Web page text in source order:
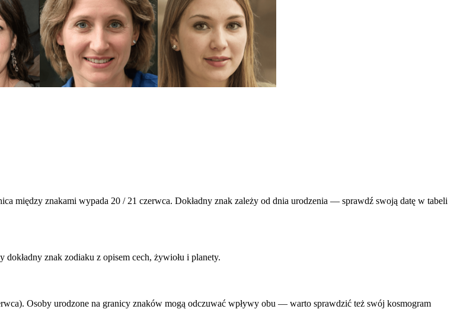
między znakami wypada 20 / 21 czerwca. Dokładny znak zależy od dnia urodzenia — sprawdź swoją datę w tabeli
znak zodiaku z opisem cech, żywiołu i planety.
Osoby urodzone na granicy znaków mogą odczuwać wpływy obu — warto sprawdzić też swój kosmogram